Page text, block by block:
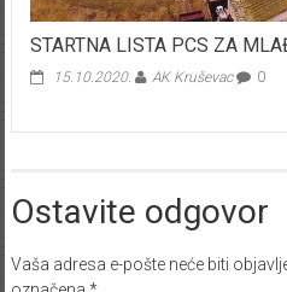
STARTNA LISTA PCS ZA
15.10.2020. AK Kruševac 0
Ostavite odgovor
Vaša adresa e-pošte neće biti